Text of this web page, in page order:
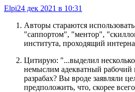
Elpi24 дек 2021 в 10:31
Авторы стараются
"саппортом", "ментор",
института, проходящий
Цитирую: "...выделил несколько
немыслим адекватный рабочий
разрабах? Вы вроде заявляли
предположить, что, скорее